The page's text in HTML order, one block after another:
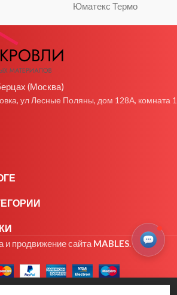
Юматекс Термо
(Москва)
ул Лесные Поляны, дом 128А, комната 1
и продвижение сайтаMABLES.